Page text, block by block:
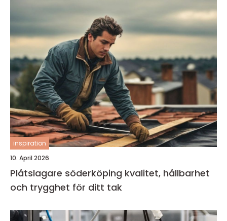
inspiration
10. April 2026
Plåtslagare söderköping kvalitet, hållbarhet
och trygghet för ditt tak